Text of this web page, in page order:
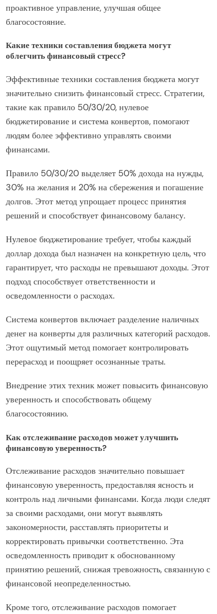
проактивное управление, улучшая общее
благосостояние.
Какие техники составления бюджета могут
облегчить финансовый стресс?
Эффективные техники составления бюджета могут
значительно снизить финансовый стресс. Стратегии,
такие как правило 50/30/20, нулевое
бюджетирование и система конвертов, помогают
людям более эффективно управлять своими
финансами.
Правило 50/30/20 выделяет 50% дохода на нужды,
30% на желания и 20% на сбережения и погашение
долгов. Этот метод упрощает процесс принятия
решений и способствует финансовому балансу.
Нулевое бюджетирование требует, чтобы каждый
доллар дохода был назначен на конкретную цель, что
гарантирует, что расходы не превышают доходы. Этот
подход способствует ответственности и
осведомленности о расходах.
Система конвертов включает разделение наличных
денег на конверты для различных категорий расходов.
Этот ощутимый метод помогает контролировать
перерасход и поощряет осознанные траты.
Внедрение этих техник может повысить финансовую
уверенность и способствовать общему
благосостоянию.
Как отслеживание расходов может улучшить
финансовую уверенность?
Отслеживание расходов значительно повышает
финансовую уверенность, предоставляя ясность и
контроль над личными финансами. Когда люди следят
за своими расходами, они могут выявлять
закономерности, расставлять приоритеты и
корректировать привычки соответственно. Эта
осведомленность приводит к обоснованному
принятию решений, снижая тревожность, связанную с
финансовой неопределенностью.
Кроме того, отслеживание расходов помогает